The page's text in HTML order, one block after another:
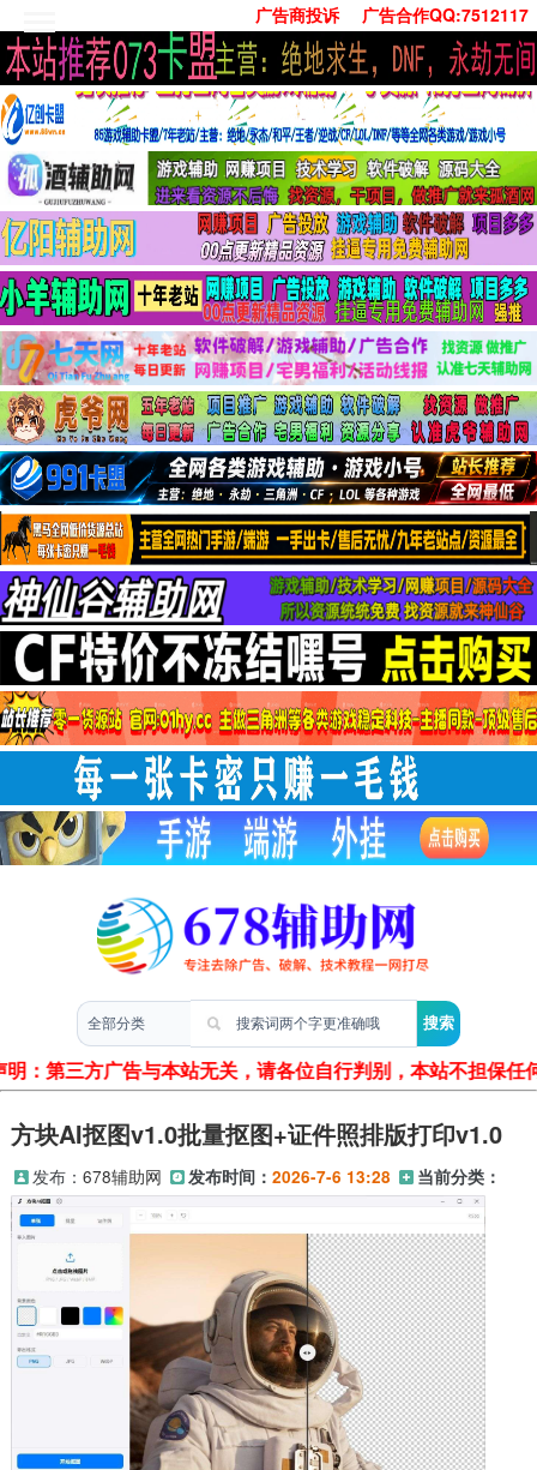
广告商投诉 广告合作QQ:7512117
首页
技术学习
安卓绿化
单机游戏
社交娱乐
系统工具
活动线报
常用办公
源码收集
值得一看
两性情感
明：第三方广告与本站无关，请各位自行判别，本站不担保
方块AI抠图v1.0批量抠图+证件照排版打印v1.0
发布： 678辅助网 发布时间： 2026-7-6 13:28 当前分类：